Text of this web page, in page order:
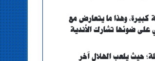
كبيرة، وهذا ما يتعارض مع
على ضوئها تشارك الأندية
حيث يلعب الهلال آخر